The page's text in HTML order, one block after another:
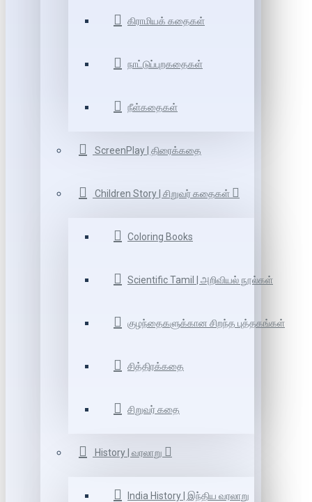
கிராமியக் கதைகள்
நாட்டுப்புறகதைகள்
நீள்கதைகள்
ScreenPlay | திரைக்கதை
Children Story | சிறுவர் கதைகள்
Coloring Books
Scientific Tamil | அறிவியல் நூல்கள்
குழந்தைகளுக்கான சிறந்த புத்தகங்கள்
சித்திரக்கதை
சிறுவர் கதை
History | வரலாறு
India History | இந்திய வரலாறு